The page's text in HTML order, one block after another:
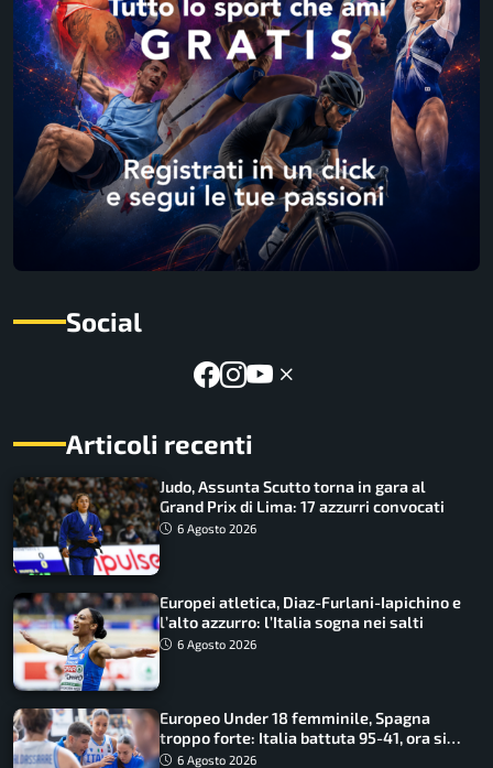
Social
Articoli recenti
Judo, Assunta Scutto torna in gara al
Grand Prix di Lima: 17 azzurri convocati
6 Agosto 2026
Europei atletica, Diaz-Furlani-Iapichino e
l’alto azzurro: l’Italia sogna nei salti
6 Agosto 2026
Europeo Under 18 femminile, Spagna
troppo forte: Italia battuta 95-41, ora si
gioca il Mondiale
6 Agosto 2026